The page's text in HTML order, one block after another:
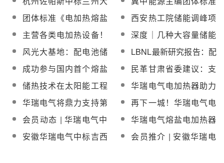
项目熔盐罐电加热器
加热器招标
成敦煌50MW光热发电
项目储罐电加热器
《电加热熔盐储能热力
站技术标准》获“光热发
电系统”等实用新型专利
团体标准《电加热熔盐
储能热力站技术标准》
公开征求意见
西安热工院储能调峰项
目换热器、疏盐罐、电
加热器等采购招标
主营各类电加热设备！
众众电热科技加入
CSPPLAZA会员俱乐部
深度｜几种大容量储能
技术对比及“光热储能+”
案例分析
风光大基地：配电池储
能还是配光热？
LBNL最新研究报告：配
套部署2小时电池储能系
统将获得更高经济回报
成功参与国内首个熔盐
储能供热项目！华瑞电
气加入CSPPLAZA会员
俱乐部
民革甘肃省委建议：支
持光热发电技术创新，
研究拟淘汰火电机组改
建为熔盐储热电站技术
可行性
储热技术在太阳能工程
领域的应用研究
华瑞电气电加热器助力
国内最大规模熔盐储能
项目成功产汽试运！
华瑞电气将鼎力支持第
十届中国国际光热大会
召开
再下一城！华瑞电气电
加热器将供货三峡恒基
能脉瓜州光热储能项目
会员动态 | 华瑞电气中
标乌斯通光热+光伏一体
化工程总承包项目启动
华瑞电气熔盐电加热器
助力世界首座电热熔盐
储能注汽试验站成功竣
安徽华瑞电气中标吉西
会员推介 | 安徽华瑞电